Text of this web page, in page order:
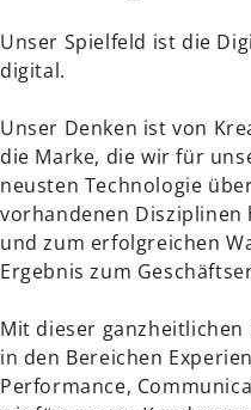
Unser Spielfeld ist die
digital.
Unser Denken ist von
die Marke, die wir für
neusten Technologie
vorhandenen
und zum erfolgreichen
Ergebnis zum
Mit dieser
in den Bereichen
Performance,